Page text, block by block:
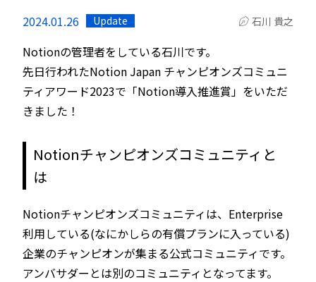
2024.01.26 Update 石川 貴之
Notionの管理者をしている石川です。
先日行われたNotion Japan チャンピオンズコミュニ
ティアワード2023で「Notion導入推進賞」をいただ
きました！
Notionチャンピオンズコミュニティと
は
Notionチャンピオンズコミュニティは、Enterprise
利用している(なにかしらの有償プランに入っている)
企業のチャンピオンが集まる公式コミュニティです。
アンバサダーとは別のコミュニティとなってます。